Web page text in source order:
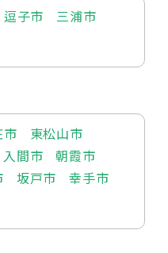
逗子市
三浦市
市
東松山市
入間市
朝霞市
坂戸市
幸手市